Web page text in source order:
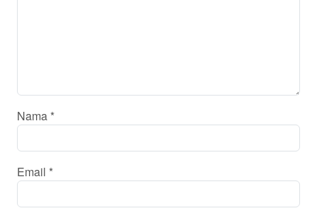
Nama *
Email *